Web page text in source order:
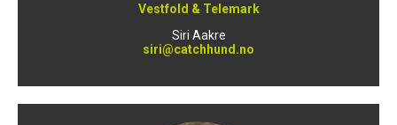
Vestfold & Telemark
Siri Aakre
siri@catchhund.no